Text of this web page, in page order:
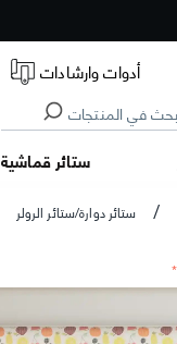
أدوات وارشادات
ستائر قماشية
ستائر دوارة/ستائر الرولر /